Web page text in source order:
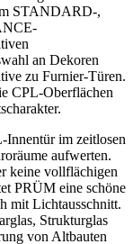
STANDARD-,
an Dekoren
zu Furnier-Türen.
CPL-Oberflächen
Innentür im zeitlosen
aufwerten.
keine vollflächigen
PRÜM eine schöne
mit Lichtausschnitt.
Strukturglas
von Altbauten